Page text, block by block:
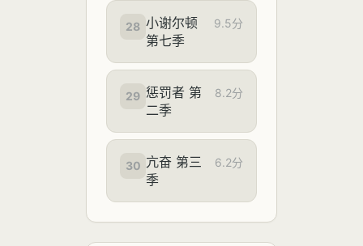
28 小谢尔顿
第七季
9.5分
29 惩罚者 第
二季
8.2分
30 亢奋 第三
季
6.2分